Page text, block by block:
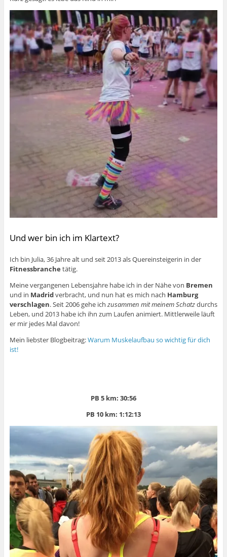
Und wer bin ich im Klartext?
Ich bin Julia, 36 Jahre alt und seit 2013 als Quereinsteigerin in der
Fitnessbranche tätig.
Meine vergangenen Lebensjahre habe ich in der Nähe von Bremen
und in Madridverbracht, und nun hat es mich nach Hamburg
verschlagen. Seit 2006 gehe ich zusammen mit meinem Schatzdurchs
Leben, und 2013 habe ich ihn zum Laufen animiert. Mittlerweile läuft
er mir jedes Mal davon!
Mein liebster Blogbeitrag:Warum Muskelaufbau so wichtig für dich
ist!
PB 5 km: 30:56
PB 10 km: 1:12:13